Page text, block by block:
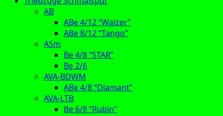
AB
ABe 4/12 “Walzer”
ABe 8/12 “Tango”
ASm
Be 4/8 “STAR”
Be 2/6
AVA-BDWM
ABe 4/8 “Diamant”
AVA-LTB
Be 6/8 “Rubin”